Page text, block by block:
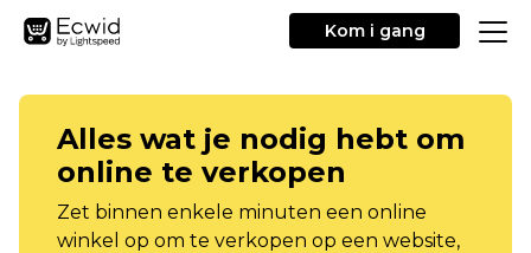
Kom i gang
Alles wat je nodig hebt om
online te verkopen
Zet binnen enkele minuten een online
winkel op om te verkopen op een website,